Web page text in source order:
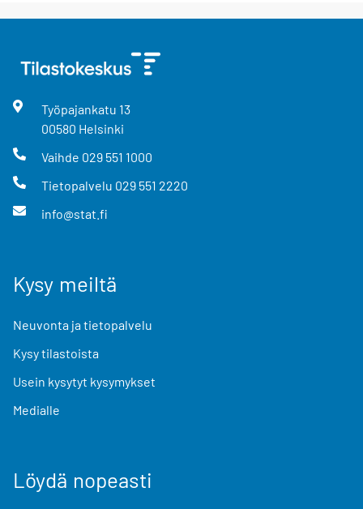
Työpajankatu 13
00580 Helsinki
Vaihde 029 551 1000
Tietopalvelu 029 551 2220
info@stat.fi
Kysy meiltä
Neuvonta ja tietopalvelu
Kysy tilastoista
Usein kysytyt kysymykset
Medialle
Löydä nopeasti